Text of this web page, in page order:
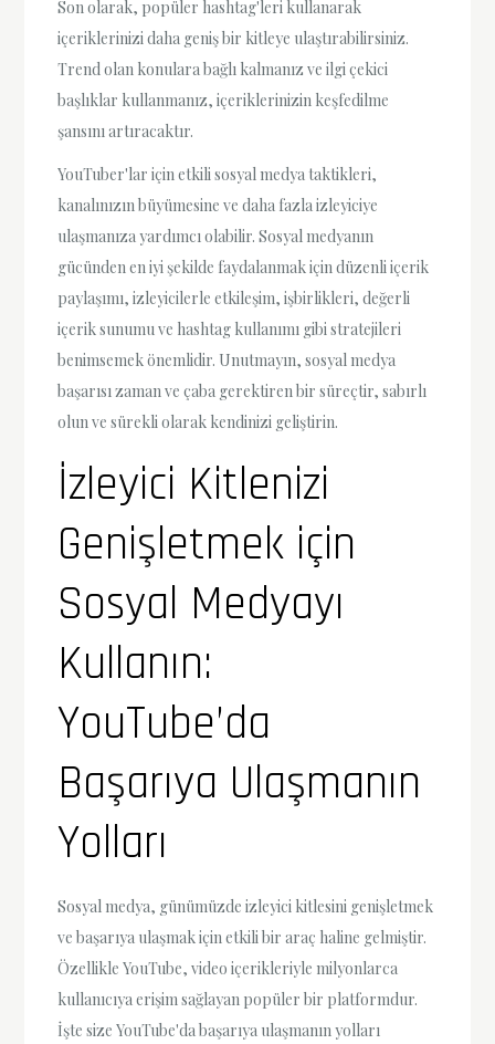
Son olarak, popüler hashtag'leri kullanarak
içeriklerinizi daha geniş bir kitleye ulaştırabilirsiniz.
Trend olan konulara bağlı kalmanız ve ilgi çekici
başlıklar kullanmanız, içeriklerinizin keşfedilme
şansını artıracaktır.
YouTuber'lar için etkili sosyal medya taktikleri,
kanalınızın büyümesine ve daha fazla izleyiciye
ulaşmanıza yardımcı olabilir. Sosyal medyanın
gücünden en iyi şekilde faydalanmak için düzenli içerik
paylaşımı, izleyicilerle etkileşim, işbirlikleri, değerli
içerik sunumu ve hashtag kullanımı gibi stratejileri
benimsemek önemlidir. Unutmayın, sosyal medya
başarısı zaman ve çaba gerektiren bir süreçtir, sabırlı
olun ve sürekli olarak kendinizi geliştirin.
İzleyici Kitlenizi
Genişletmek için
Sosyal Medyayı
Kullanın:
YouTube’da
Başarıya Ulaşmanın
Yolları
Sosyal medya, günümüzde izleyici kitlesini genişletmek
ve başarıya ulaşmak için etkili bir araç haline gelmiştir.
Özellikle YouTube, video içerikleriyle milyonlarca
kullanıcıya erişim sağlayan popüler bir platformdur.
İşte size YouTube'da başarıya ulaşmanın yolları